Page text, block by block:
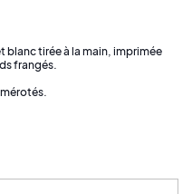
blanc tirée à la main, imprimée
frangés.